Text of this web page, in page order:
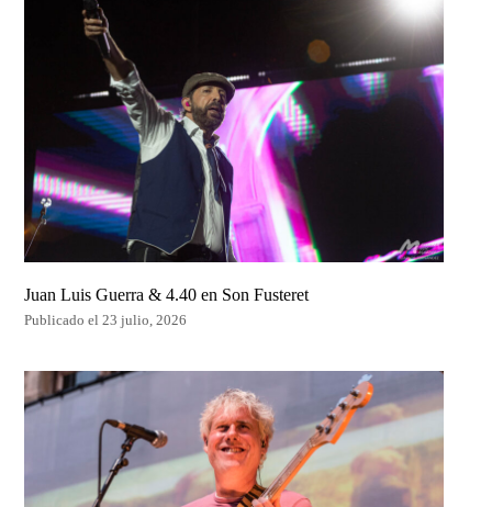
Juan Luis Guerra & 4.40 en Son Fusteret
Publicado el 23 julio, 2026